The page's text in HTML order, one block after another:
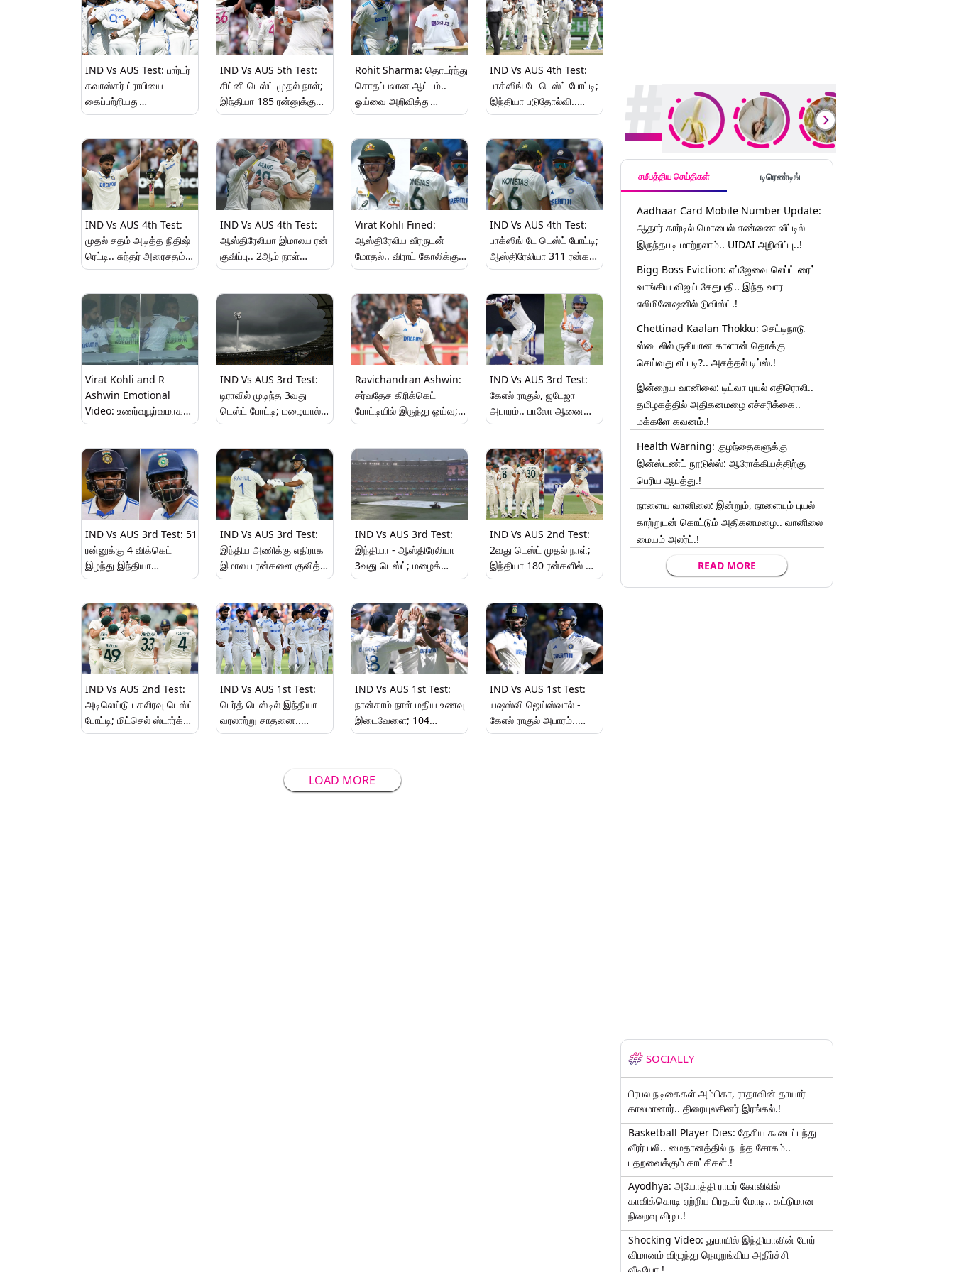
IND Vs AUS Test: பார்டர்
கவாஸ்கர் ட்ராபியை
கைப்பற்றியது
ஆஸ்திரேலியா..
முதலாக சுக்குநூறாகிய
சோகம்.!
IND Vs AUS 5th Test:
சிட்னி டெஸ்ட் முதல் நாள்;
இந்தியா 185 ரன்னுக்கு
ஆல் அவுட்.. மீண்டும்
Rohit Sharma: தொடர்ந்து
சொதப்பலான ஆட்டம்..
ஓய்வை அறிவித்து
விடுங்கள் ரோஹித் சர்மா -
IND Vs AUS 4th Test:
பாக்ஸிங் டே டெஸ்ட் போட்டி;
இந்தியா படுதோல்வி..
ஆஸ்திரேலியா அபார
IND Vs AUS 4th Test:
முதல் சதம் அடித்த நிதிஷ்
ரெட்டி.. சுந்தர் அரைசதம்
விளாசல்.., போராடும்
IND Vs AUS 4th Test:
ஆஸ்திரேலியா இமாலய ரன்
குவிப்பு.. 2ஆம் நாள்
முடிவில் இந்தியா 5
Virat Kohli Fined:
ஆஸ்திரேலிய வீரருடன்
மோதல்.. விராட் கோலிக்கு
அபராதம் விதிப்பு… என்ன
IND Vs AUS 4th Test:
பாக்ஸிங் டே டெஸ்ட் போட்டி;
ஆஸ்திரேலியா 311 ரன்கள்
குவிப்பு.. 4 வீரர்கள்
Virat Kohli and R
Ashwin Emotional
Video: உணர்வுபூர்வமாக
அன்பை பகிர்ந்த விராட்
அஸ்வின்; நெகிழ்ச்சியை
ஏற்படுத்தும் நட்பு..!
IND Vs AUS 3rd Test:
டிராவில் முடிந்த 3வது
டெஸ்ட் போட்டி; மழையால்
இரு அணிகளும் முடிவு..!
Ravichandran Ashwin:
சர்வதேச கிரிக்கெட்
போட்டியில் இருந்து ஓய்வு;
ரவிச்சந்திரன் அஸ்வின்
IND Vs AUS 3rd Test:
கேஎல் ராகுல், ஜடேஜா
அபாரம்.. பாலோ ஆனை
தவிர்த்தது இந்தியா..,
பவுலர்கள்..!
IND Vs AUS 3rd Test: 51
ரன்னுக்கு 4 விக்கெட்
இழந்து இந்தியா
சொதப்பல்.. மழையால்
ஆட்டம்..!
IND Vs AUS 3rd Test:
இந்திய அணிக்கு எதிராக
இமாலய ரன்களை குவித்த
ஆஸி., உணவு
விக்கெட் குளோஸ்..
தடுமாறும் இந்தியா.!
IND Vs AUS 3rd Test:
இந்தியா - ஆஸ்திரேலியா
3வது டெஸ்ட்; மழைக்
காரணமாக முதல் நாள்
IND Vs AUS 2nd Test:
2வது டெஸ்ட் முதல் நாள்;
இந்தியா 180 ரன்களில் ஆல்
அவுட்.. ஆஸ்திரேலியா
IND Vs AUS 2nd Test:
அடிலெய்டு பகலிரவு டெஸ்ட்
போட்டி; மிட்செல் ஸ்டார்க்
அபார பந்துவீச்சு.. இந்தியா
IND Vs AUS 1st Test:
பெர்த் டெஸ்டில் இந்தியா
வரலாற்று சாதனை..
ஆஸ்திரேலியாவை வீழ்த்தி
IND Vs AUS 1st Test:
நான்காம் நாள் மதிய உணவு
இடைவேளை; 104
ரன்னுக்கு 5 விக்கெட்டை
IND Vs AUS 1st Test:
யஷஸ்வி ஜெய்ஸ்வால் -
கேஎல் ராகுல் அபாரம்..
2ஆம் நாள் முடிவில்
LOAD MORE
சமீபத்திய செய்திகள் டிரெண்டிங்
Aadhaar Card Mobile Number Update:
ஆதார் கார்டில் மொபைல் எண்ணை வீட்டில்
இருந்தபடி மாற்றலாம்.. UIDAI அறிவிப்பு..!
Bigg Boss Eviction: எப்ஜேவை லெப்ட் ரைட்
வாங்கிய விஜய் சேதுபதி.. இந்த வார
எலிமினேஷனில் டுவிஸ்ட்.!
Chettinad Kaalan Thokku: செட்டிநாடு
ஸ்டைலில் ருசியான காளான் தொக்கு
செய்வது எப்படி?.. அசத்தல் டிப்ஸ்.!
இன்றைய வானிலை: டிட்வா புயல் எதிரொலி..
தமிழகத்தில் அதிகனமழை எச்சரிக்கை..
மக்களே கவனம்.!
Health Warning: குழந்தைகளுக்கு
இன்ஸ்டண்ட் நூடுல்ஸ்: ஆரோக்கியத்திற்கு
பெரிய ஆபத்து.!
நாளைய வானிலை: இன்றும், நாளையும் புயல்
காற்றுடன் கொட்டும் அதிகனமழை.. வானிலை
மையம் அலர்ட்.!
READ MORE
SOCIALLY
பிரபல நடிகைகள் அம்பிகா, ராதாவின் தாயார்
காலமானார்.. திரையுலகினர் இரங்கல்.!
Basketball Player Dies: தேசிய கூடைப்பந்து
வீரர் பலி.. மைதானத்தில் நடந்த சோகம்..
பதறவைக்கும் காட்சிகள்.!
Ayodhya: அயோத்தி ராமர் கோவிலில்
காவிக்கொடி ஏற்றிய பிரதமர் மோடி.. கட்டுமான
நிறைவு விழா.!
Shocking Video: துபாயில் இந்தியாவின் போர்
விமானம் விழுந்து நொறுங்கிய அதிர்ச்சி
வீடியோ.!